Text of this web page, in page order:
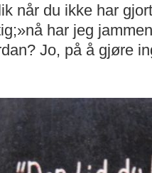
når du ikke har
har jeg
Jo, på å gjøre